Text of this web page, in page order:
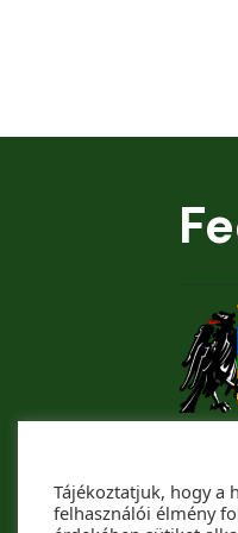
Tájékoztatjuk, hogy a
felhasználói élmény